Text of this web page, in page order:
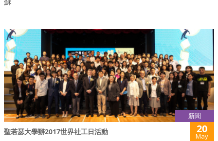
新聞
聖若瑟大學辦2017世界社工日活動 20
May